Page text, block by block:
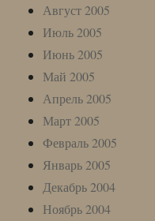
Август 2005
Июль 2005
Июнь 2005
Май 2005
Апрель 2005
Март 2005
Февраль 2005
Январь 2005
Декабрь 2004
Ноябрь 2004